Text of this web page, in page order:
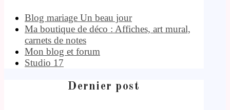
Blog mariage Un beau jour
Ma boutique de déco : Affiches, art mural,
carnets de notes
Mon blog et forum
Studio 17
Dernier post